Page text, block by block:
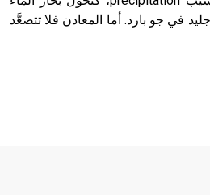
في جو بارد. أما المعادن فلا تتصعَّد